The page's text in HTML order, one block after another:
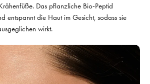
Das pflanzliche Bio-Peptid
entspannt die Haut im Gesicht, sodass sie
wirkt.